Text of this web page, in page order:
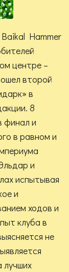
Hammer
центре –
второй
в
8
финал и
в равном и
и
испытывая
и
ходов и
клуба в
не
лучших